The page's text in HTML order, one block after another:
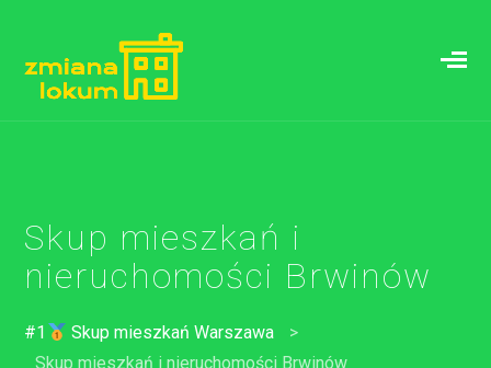
Skup mieszkań i
nieruchomości Brwinów
#1 Skup mieszkań Warszawa
>
Skup mieszkań i nieruchomości Brwinów